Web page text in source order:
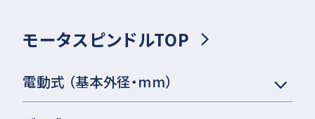
モータスピンドルTOP
電動式 （基本外径・mm）